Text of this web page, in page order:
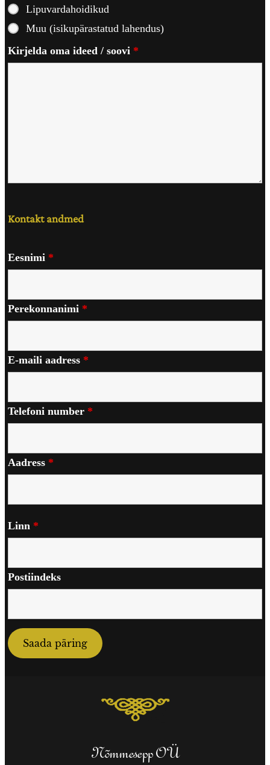
Lipuvardahoidikud
Muu (isikupärastatud lahendus)
Kirjelda oma ideed / soovi *
Kontakt andmed
Eesnimi *
Perekonnanimi *
E-maili aadress *
Telefoni number *
Aadress *
Linn *
Postiindeks
Nõmmesepp OÜ